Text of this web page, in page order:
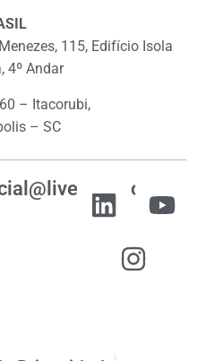
115, Edifício Isola
4º Andar
– Itacorubi,
– SC